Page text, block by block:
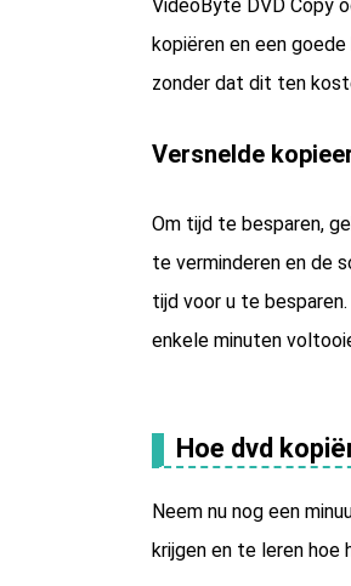
VideoByte DVD Copy
kopiëren en een
zonder dat dit ten
Versnelde
Om tijd te besparen,
te verminderen en de
tijd voor u te
enkele minuten
Hoe dvd
Neem nu nog een
krijgen en te leren hoe